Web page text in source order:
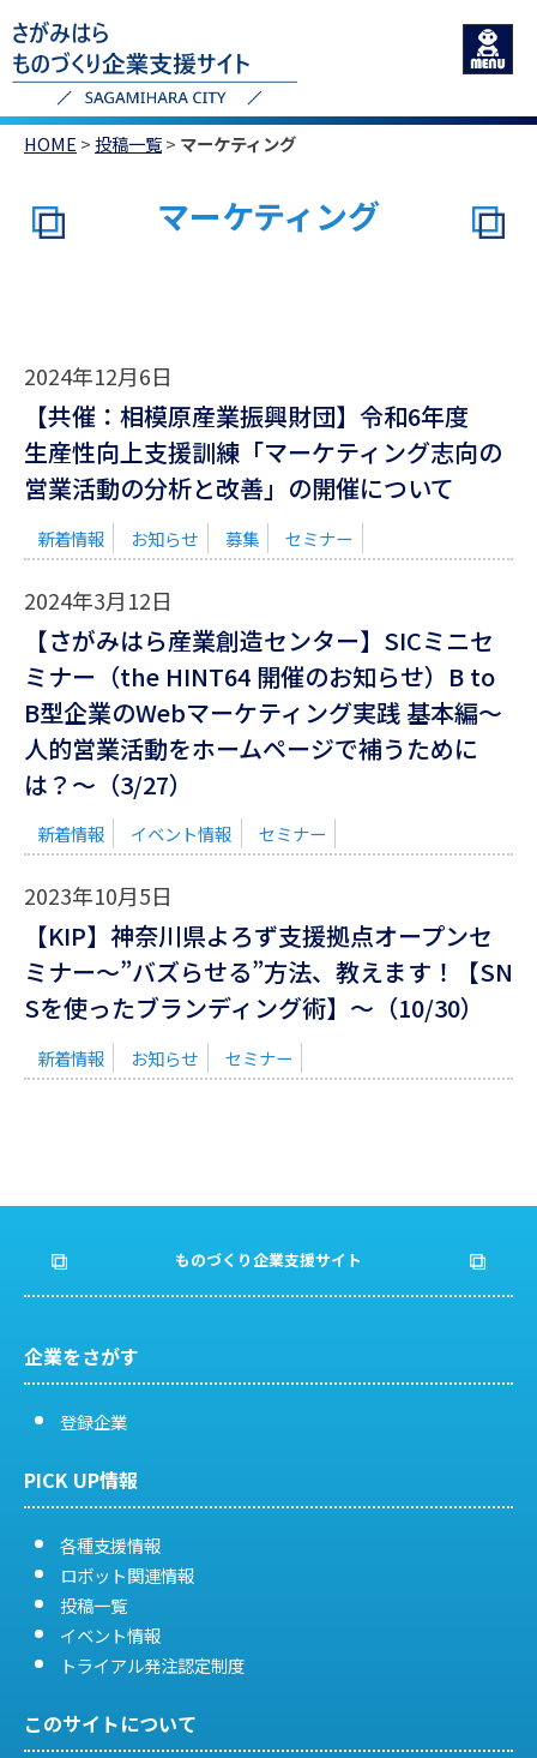
HOME >投稿一覧> マーケティング
マーケティング
2024年12月6日
【共催：相模原産業振興財団】令和6年度
生産性向上支援訓練「マーケティング志向の
営業活動の分析と改善」の開催について
新着情報 お知らせ 募集 セミナー
2024年3月12日
【さがみはら産業創造センター】SICミニセ
ミナー（the HINT64 開催のお知らせ）B to
B型企業のWebマーケティング実践 基本編～
人的営業活動をホームページで補うために
は？～（3/27）
新着情報 イベント情報 セミナー
2023年10月5日
【KIP】神奈川県よろず支援拠点オープンセ
ミナー〜”バズらせる”方法、教えます！【SN
Sを使ったブランディング術】〜（10/30）
新着情報 お知らせ セミナー
ものづくり企業支援サイト
企業をさがす
登録企業
PICK UP情報
各種支援情報
ロボット関連情報
投稿一覧
イベント情報
トライアル発注認定制度
このサイトについて